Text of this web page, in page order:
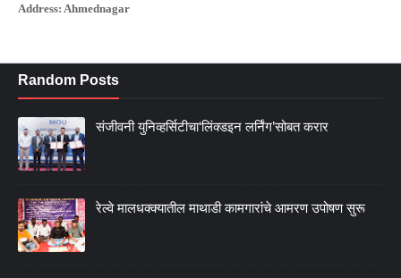
Address: Ahmednagar
Random Posts
संजीवनी युनिव्हर्सिटीचा‘लिंक्डइन लर्निंग’सोबत करार
रेल्वे मालधक्क्यातील माथाडी कामगारांचे आमरण उपोषण सुरू